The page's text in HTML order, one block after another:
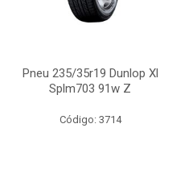
Pneu 235/35r19 Dunlop Xl
Splm703 91w Z
Código: 3714